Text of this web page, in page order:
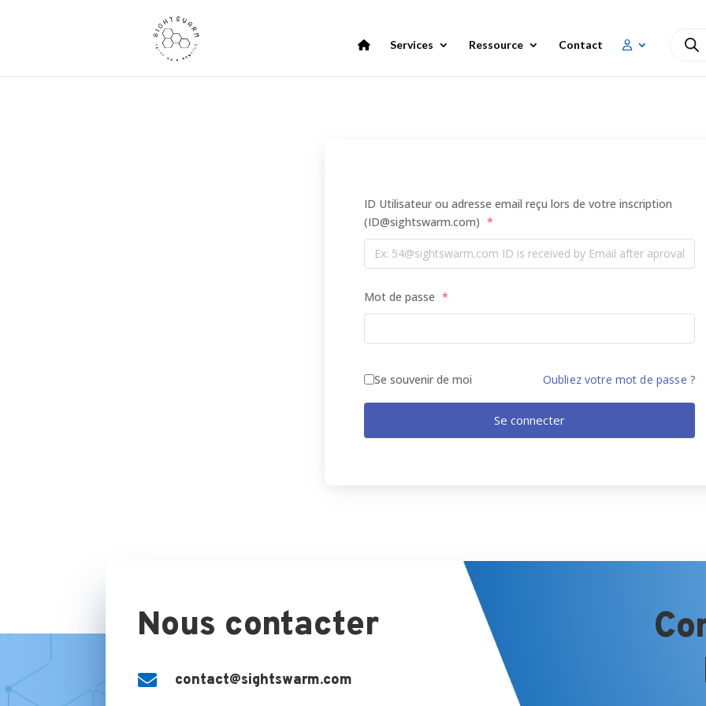
Services Ressource Contact
ID Utilisateur ou adresse email reçu lors de votre inscription
(ID@sightswarm.com) *
Mot de passe *
Se souvenir de moi Oubliez votre mot de passe ?
Se connecter
Nous contacter
 contact@sightswarm.com